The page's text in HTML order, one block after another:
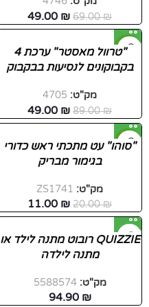
69.00₪
49.00 ₪
-45%
"טרוול מאסטר" ערכת 4
בקבוקונים לנסיעות בבקבוק
מק"ט: 4705
89.00₪
49.00 ₪
-45%
"סוהו" עט מתכתי ראש כדורי
בגימור מבריק
מק"ט: ZS1741
20.00₪
11.00 ₪
QUIZZIE רובוט מתנה לילד או
מתנה לילדה
מק"ט:5588574
94.90 ₪